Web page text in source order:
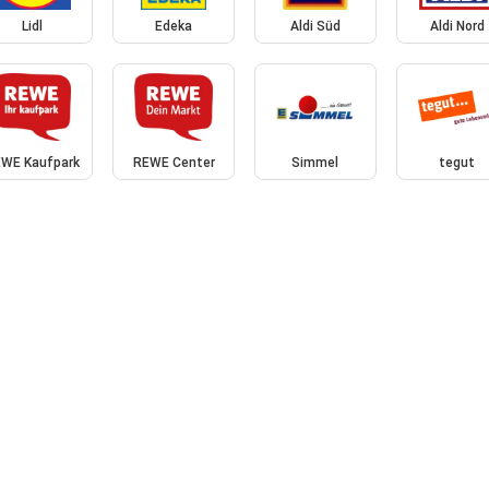
Lidl Edeka Aldi Süd Aldi Nord
Kaufpark REWE Center Simmel tegut